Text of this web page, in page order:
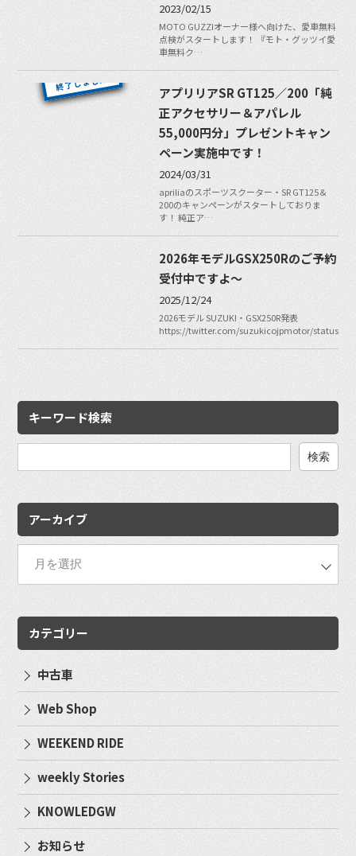
2023/02/15
MOTO GUZZIオーナー様へ向けた、愛車無料
点検がスタートします！ 『モト・グッツイ愛
車無料ク…
アプリリアSR GT125／200「純
正アクセサリー＆アパレル
55,000円分」プレゼントキャン
ペーン実施中です！
2024/03/31
apriliaのスポーツスクーター・SR GT125＆
200のキャンペーンがスタートしておりま
す！ 純正ア…
2026年モデルGSX250Rのご予約
受付中ですよ〜
2025/12/24
2026モデル SUZUKI・GSX250R発表
https://twitter.com/suzukicojpmotor/status/
キーワード検索
アーカイブ
カテゴリー
中古車
Web Shop
WEEKEND RIDE
weekly Stories
KNOWLEDGW
お知らせ